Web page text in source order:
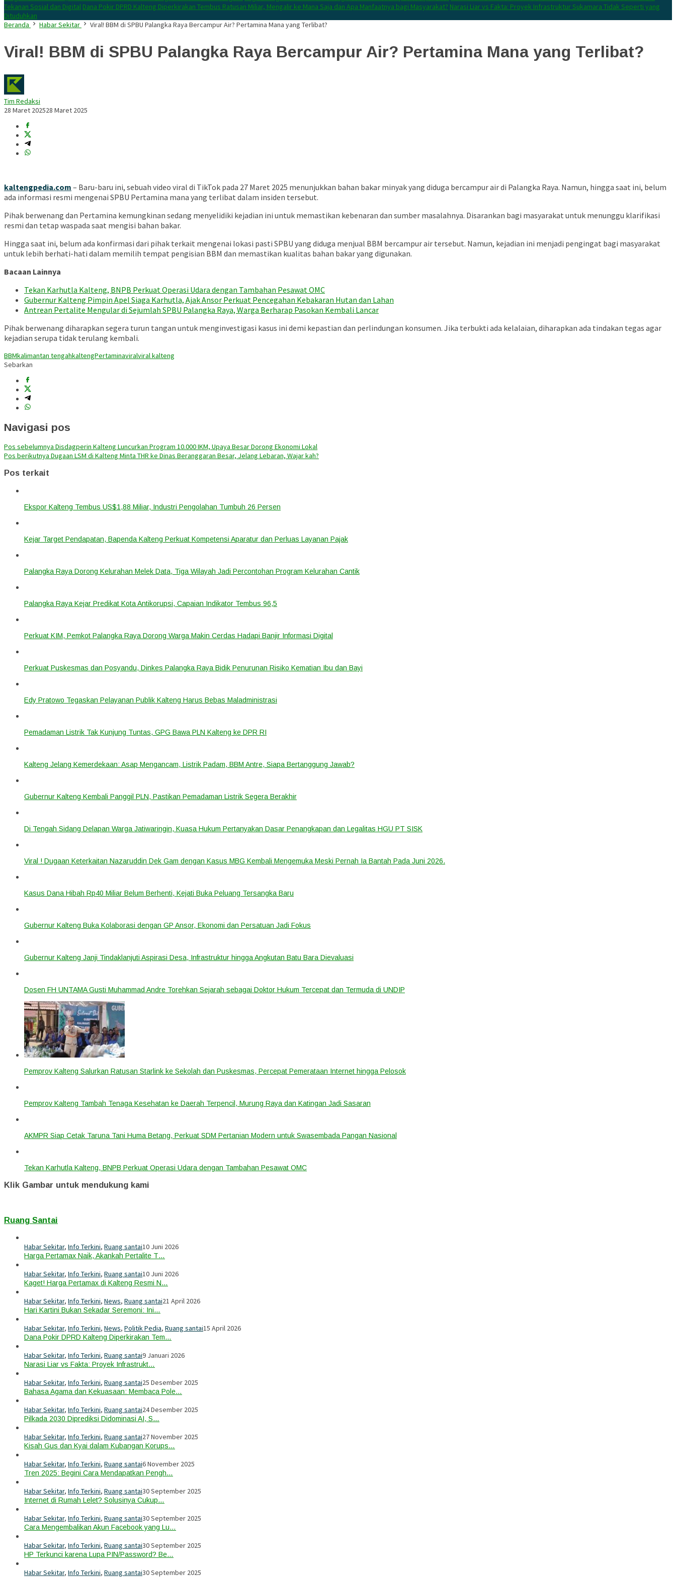
Tekanan Sosial dan Digital Dana Pokir DPRD Kalteng Diperkirakan Tembus Ratusan Miliar, Mengalir ke Mana Saja dan Apa Manfaatnya bagi Masyarakat? Narasi Liar vs Fakta: Proyek Infrastruktur Sukamara Tidak Seperti yang
Dituduhkan
Beranda
Habar Sekitar Viral! BBM di SPBU Palangka Raya Bercampur Air? Pertamina Mana yang Terlibat?
Viral! BBM di SPBU Palangka Raya Bercampur Air? Pertamina Mana yang Terlibat?
Tim Redaksi
28 Maret 202528 Maret 2025
kaltengpedia.com – ​ Baru-baru ini, sebuah video viral di TikTok pada 27 Maret 2025 menunjukkan bahan bakar minyak yang diduga bercampur air di Palangka Raya. Namun, hingga saat ini, belum
ada informasi resmi mengenai SPBU Pertamina mana yang terlibat dalam insiden tersebut.
Pihak berwenang dan Pertamina kemungkinan sedang menyelidiki kejadian ini untuk memastikan kebenaran dan sumber masalahnya. Disarankan bagi masyarakat untuk menunggu klarifikasi
resmi dan tetap waspada saat mengisi bahan bakar.
Hingga saat ini, belum ada konfirmasi dari pihak terkait mengenai lokasi pasti SPBU yang diduga menjual BBM bercampur air tersebut. Namun, kejadian ini menjadi pengingat bagi masyarakat
untuk lebih berhati-hati dalam memilih tempat pengisian BBM dan memastikan kualitas bahan bakar yang digunakan.
Bacaan Lainnya
Tekan Karhutla Kalteng, BNPB Perkuat Operasi Udara dengan Tambahan Pesawat OMC
Gubernur Kalteng Pimpin Apel Siaga Karhutla, Ajak Ansor Perkuat Pencegahan Kebakaran Hutan dan Lahan
Antrean Pertalite Mengular di Sejumlah SPBU Palangka Raya, Warga Berharap Pasokan Kembali Lancar
Pihak berwenang diharapkan segera turun tangan untuk menginvestigasi kasus ini demi kepastian dan perlindungan konsumen. Jika terbukti ada kelalaian, diharapkan ada tindakan tegas agar
kejadian serupa tidak terulang kembali.
BBMkalimantan tengahkaltengPertaminaviralviral kalteng
Sebarkan
Navigasi pos
Pos sebelumnya Disdagperin Kalteng Luncurkan Program 10.000 IKM, Upaya Besar Dorong Ekonomi Lokal
Pos berikutnya Dugaan LSM di Kalteng Minta THR ke Dinas Beranggaran Besar, Jelang Lebaran, Wajar kah?
Pos terkait
Ekspor Kalteng Tembus US$1,88 Miliar, Industri Pengolahan Tumbuh 26 Persen
Kejar Target Pendapatan, Bapenda Kalteng Perkuat Kompetensi Aparatur dan Perluas Layanan Pajak
Palangka Raya Dorong Kelurahan Melek Data, Tiga Wilayah Jadi Percontohan Program Kelurahan Cantik
Palangka Raya Kejar Predikat Kota Antikorupsi, Capaian Indikator Tembus 96,5
Perkuat KIM, Pemkot Palangka Raya Dorong Warga Makin Cerdas Hadapi Banjir Informasi Digital
Perkuat Puskesmas dan Posyandu, Dinkes Palangka Raya Bidik Penurunan Risiko Kematian Ibu dan Bayi
Edy Pratowo Tegaskan Pelayanan Publik Kalteng Harus Bebas Maladministrasi
Pemadaman Listrik Tak Kunjung Tuntas, GPG Bawa PLN Kalteng ke DPR RI
Kalteng Jelang Kemerdekaan: Asap Mengancam, Listrik Padam, BBM Antre, Siapa Bertanggung Jawab?
Gubernur Kalteng Kembali Panggil PLN, Pastikan Pemadaman Listrik Segera Berakhir
Di Tengah Sidang Delapan Warga Jatiwaringin, Kuasa Hukum Pertanyakan Dasar Penangkapan dan Legalitas HGU PT SISK
Viral ! Dugaan Keterkaitan Nazaruddin Dek Gam dengan Kasus MBG Kembali Mengemuka Meski Pernah Ia Bantah Pada Juni 2026.
Kasus Dana Hibah Rp40 Miliar Belum Berhenti, Kejati Buka Peluang Tersangka Baru
Gubernur Kalteng Buka Kolaborasi dengan GP Ansor, Ekonomi dan Persatuan Jadi Fokus
Gubernur Kalteng Janji Tindaklanjuti Aspirasi Desa, Infrastruktur hingga Angkutan Batu Bara Dievaluasi
Dosen FH UNTAMA Gusti Muhammad Andre Torehkan Sejarah sebagai Doktor Hukum Tercepat dan Termuda di UNDIP
Pemprov Kalteng Salurkan Ratusan Starlink ke Sekolah dan Puskesmas, Percepat Pemerataan Internet hingga Pelosok
Pemprov Kalteng Tambah Tenaga Kesehatan ke Daerah Terpencil, Murung Raya dan Katingan Jadi Sasaran
AKMPR Siap Cetak Taruna Tani Huma Betang, Perkuat SDM Pertanian Modern untuk Swasembada Pangan Nasional
Tekan Karhutla Kalteng, BNPB Perkuat Operasi Udara dengan Tambahan Pesawat OMC
Klik Gambar untuk mendukung kami
Ruang Santai
Habar Sekitar, Info Terkini, Ruang santai10 Juni 2026
Harga Pertamax Naik, Akankah Pertalite T…
Habar Sekitar, Info Terkini, Ruang santai10 Juni 2026
Kaget! Harga Pertamax di Kalteng Resmi N…
Habar Sekitar, Info Terkini, News, Ruang santai21 April 2026
Hari Kartini Bukan Sekadar Seremoni: Ini…
Habar Sekitar, Info Terkini, News, Politik Pedia, Ruang santai15 April 2026
Dana Pokir DPRD Kalteng Diperkirakan Tem…
Habar Sekitar, Info Terkini, Ruang santai9 Januari 2026
Narasi Liar vs Fakta: Proyek Infrastrukt…
Habar Sekitar, Info Terkini, Ruang santai25 Desember 2025
Bahasa Agama dan Kekuasaan: Membaca Pole…
Habar Sekitar, Info Terkini, Ruang santai24 Desember 2025
Pilkada 2030 Diprediksi Didominasi AI, S…
Habar Sekitar, Info Terkini, Ruang santai27 November 2025
Kisah Gus dan Kyai dalam Kubangan Korups…
Habar Sekitar, Info Terkini, Ruang santai6 November 2025
Tren 2025: Begini Cara Mendapatkan Pengh…
Habar Sekitar, Info Terkini, Ruang santai30 September 2025
Internet di Rumah Lelet? Solusinya Cukup…
Habar Sekitar, Info Terkini, Ruang santai30 September 2025
Cara Mengembalikan Akun Facebook yang Lu…
Habar Sekitar, Info Terkini, Ruang santai30 September 2025
HP Terkunci karena Lupa PIN/Password? Be…
Habar Sekitar, Info Terkini, Ruang santai30 September 2025